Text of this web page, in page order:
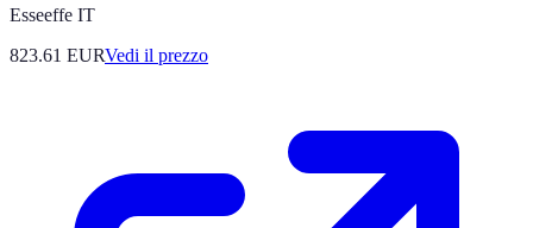
Esseeffe IT
823.61 EURVedi il prezzo